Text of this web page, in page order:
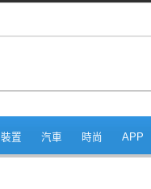
置 汽車 時尚 APP